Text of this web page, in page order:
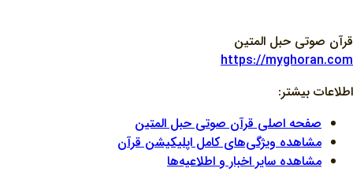
قرآن صوتی حبل المتین
https://myghoran.com
اطلاعات بیشتر:
صفحه اصلی قرآن صوتی حبل المتین
مشاهده ویژگی‌های کامل اپلیکیشن قرآن
مشاهده سایر اخبار و اطلاعیه‌ها